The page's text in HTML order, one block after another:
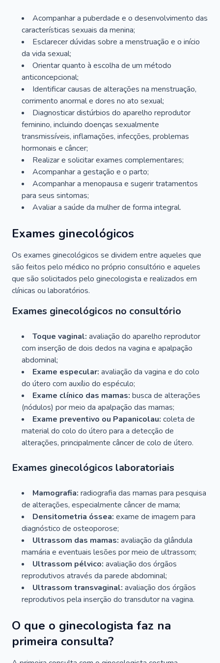
Acompanhar a puberdade e o desenvolvimento das
características sexuais da menina;
Esclarecer dúvidas sobre a menstruação e o início
da vida sexual;
Orientar quanto à escolha de um método
anticoncepcional;
Identificar causas de alterações na menstruação,
corrimento anormal e dores no ato sexual;
Diagnosticar distúrbios do aparelho reprodutor
feminino, incluindo doenças sexualmente
transmissíveis, inflamações, infecções, problemas
hormonais e câncer;
Realizar e solicitar exames complementares;
Acompanhar a gestação e o parto;
Acompanhar a menopausa e sugerir tratamentos
para seus sintomas;
Avaliar a saúde da mulher de forma integral.
Exames ginecológicos
Os exames ginecológicos se dividem entre aqueles que
são feitos pelo médico no próprio consultório e aqueles
que são solicitados pelo ginecologista e realizados em
clínicas ou laboratórios.
Exames ginecológicos no consultório
Toque vaginal: avaliação do aparelho reprodutor
com inserção de dois dedos na vagina e apalpação
abdominal;
Exame especular: avaliação da vagina e do colo
do útero com auxílio do espéculo;
Exame clínico das mamas: busca de alterações
(nódulos) por meio da apalpação das mamas;
Exame preventivo ou Papanicolau: coleta de
material do colo do útero para a detecção de
alterações, principalmente câncer de colo de útero.
Exames ginecológicos laboratoriais
Mamografia: radiografia das mamas para pesquisa
de alterações, especialmente câncer de mama;
Densitometria óssea: exame de imagem para
diagnóstico de osteoporose;
Ultrassom das mamas: avaliação da glândula
mamária e eventuais lesões por meio de ultrassom;
Ultrassom pélvico: avaliação dos órgãos
reprodutivos através da parede abdominal;
Ultrassom transvaginal: avaliação dos órgãos
reprodutivos pela inserção do transdutor na vagina.
O que o ginecologista faz na
primeira consulta?